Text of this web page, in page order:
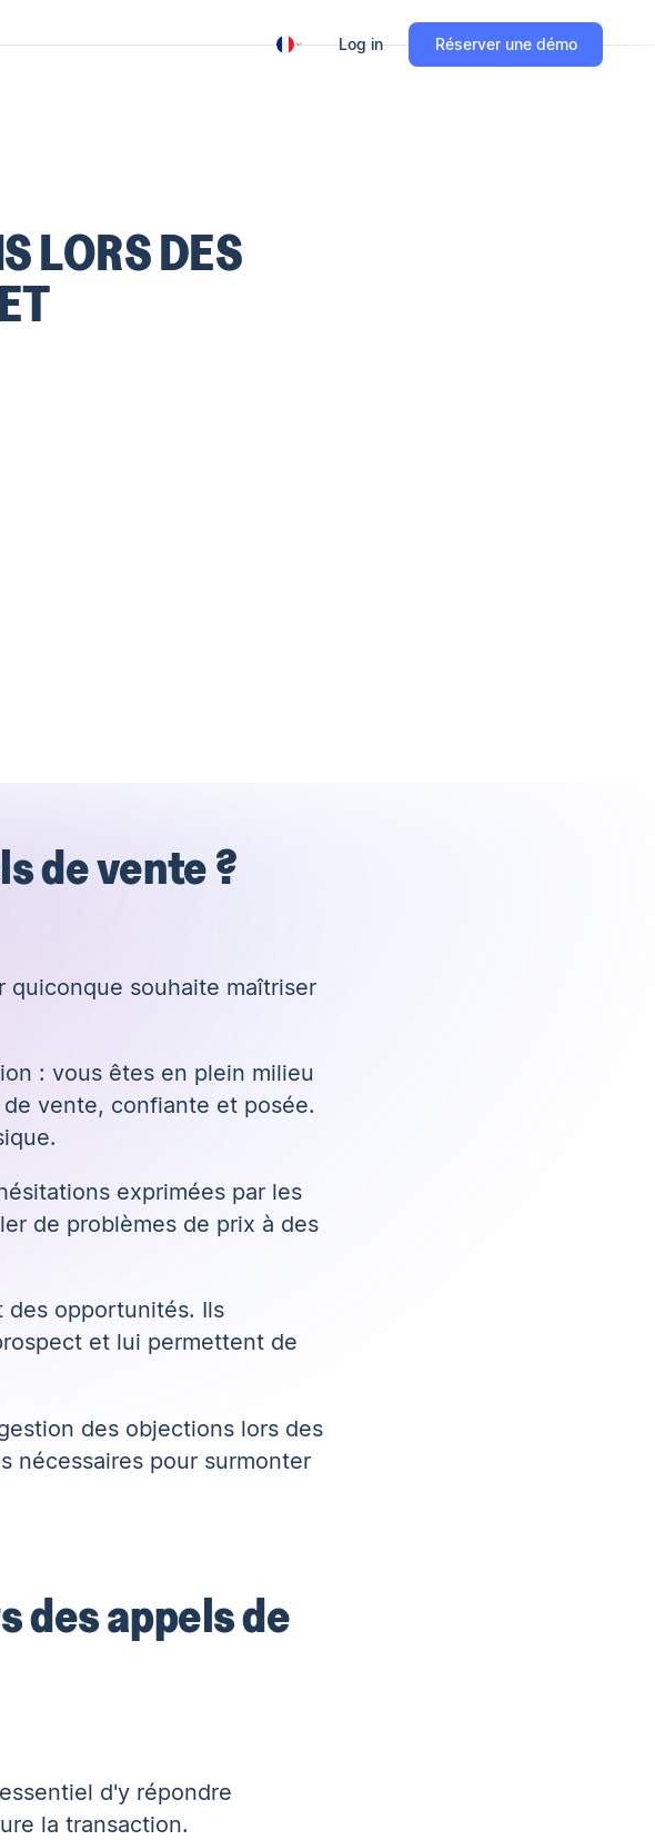
Log in Réserver une démo
LORS DES
de vente ?
quiconque souhaite maîtriser
: vous êtes en plein milieu
vente, confiante et posée.
exprimées par les
de problèmes de prix à des
des opportunités. Ils
et lui permettent de
des objections lors des
nécessaires pour surmonter
des appels de
d'y répondre
la transaction.